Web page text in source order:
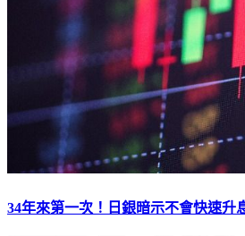
34年來第一次！日銀暗示不會快速